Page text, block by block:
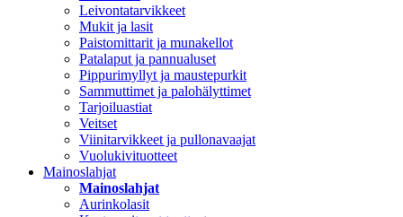
Leivontatarvikkeet
Mukit ja lasit
Paistomittarit ja munakellot
Patalaput ja pannualuset
Pippurimyllyt ja maustepurkit
Sammuttimet ja palohälyttimet
Tarjoiluastiat
Veitset
Viinitarvikkeet ja pullonavaajat
Vuolukivituotteet
Mainoslahjat
Mainoslahjat
Aurinkolasit